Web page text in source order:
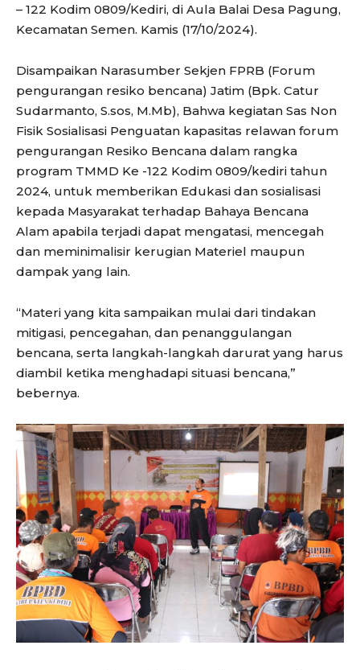
– 122 Kodim 0809/Kediri, di Aula Balai Desa Pagung,
Kecamatan Semen. Kamis (17/10/2024).
Disampaikan Narasumber Sekjen FPRB (Forum
pengurangan resiko bencana) Jatim (Bpk. Catur
Sudarmanto, S.sos, M.Mb), Bahwa kegiatan Sas Non
Fisik Sosialisasi Penguatan kapasitas relawan forum
pengurangan Resiko Bencana dalam rangka
program TMMD Ke -122 Kodim 0809/kediri tahun
2024, untuk memberikan Edukasi dan sosialisasi
kepada Masyarakat terhadap Bahaya Bencana
Alam apabila terjadi dapat mengatasi, mencegah
dan meminimalisir kerugian Materiel maupun
dampak yang lain.
“Materi yang kita sampaikan mulai dari tindakan
mitigasi, pencegahan, dan penanggulangan
bencana, serta langkah-langkah darurat yang harus
diambil ketika menghadapi situasi bencana,”
bebernya.